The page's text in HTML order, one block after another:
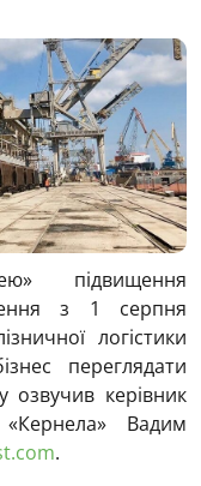
підвищення
з 1 серпня
логістики
переглядати
озвучив керівник
«Кернела» Вадим
.